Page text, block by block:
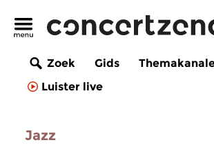
Zoek Gids
Luister live
Jazz